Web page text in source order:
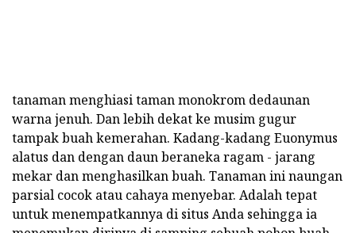
tanaman menghiasi taman monokrom dedaunan
warna jenuh. Dan lebih dekat ke musim gugur
tampak buah kemerahan. Kadang-kadang Euonymus
alatus dan dengan daun beraneka ragam - jarang
mekar dan menghasilkan buah. Tanaman ini naungan
parsial cocok atau cahaya menyebar. Adalah tepat
untuk menempatkannya di situs Anda sehingga ia